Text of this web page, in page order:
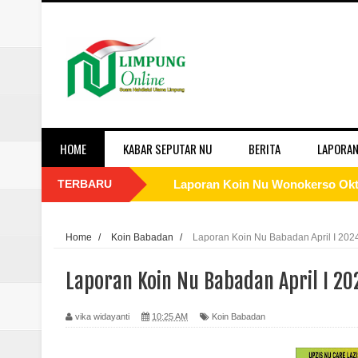
HOME KABAR SEPUTAR NU BERITA
TERBARU Laporan Koin Nu Tembok
Laporan Koin Nu Sempu Oktober
Laporan Koin Nu Rowosari
Home / Koin Babadan / Laporan Koin Nu Babadan April I
Laporan Koin Nu Babadan April I
vika widayanti 10:25 AM Koin Babadan